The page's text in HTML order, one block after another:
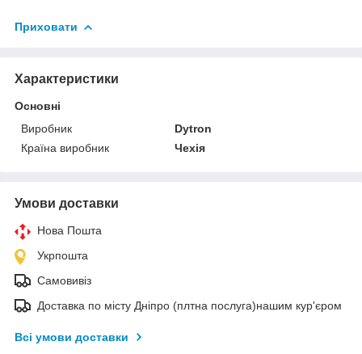
Приховати
Характеристики
Основні
Виробник
Dytron
Країна виробник
Чехія
Умови доставки
Нова Пошта
Укрпошта
Самовивіз
Доставка по місту Дніпро (плтна послуга)нашим кур'єром
Всі умови доставки